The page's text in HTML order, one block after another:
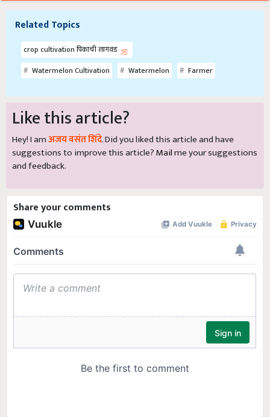
Related Topics
crop cultivation पिकाची लागवड
Watermelon Cultivation
Watermelon Farmer
Like this article?
Hey! I amअजय वसंत शिंदे. Did you liked this article and have
suggestions to improve this article?Mailme your suggestions
and feedback.
Share your comments